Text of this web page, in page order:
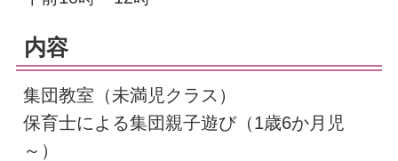
内容
集団教室（未満児クラス）
保育士による集団親子遊び（1歳6か月児
～）